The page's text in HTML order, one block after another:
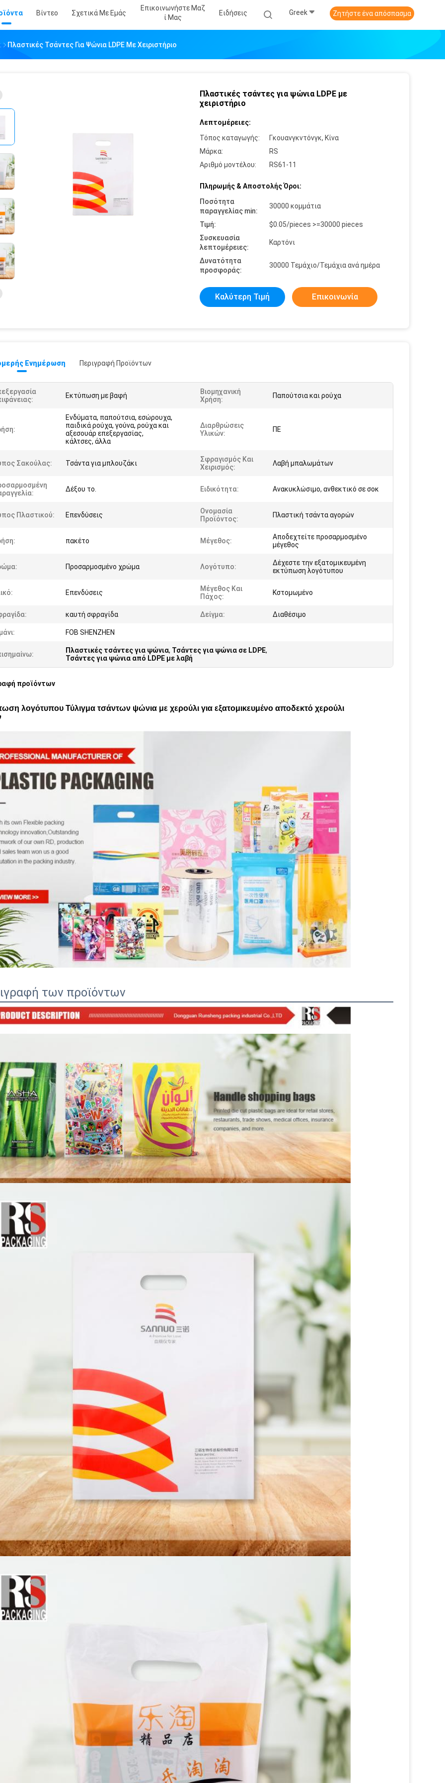
Βίντεο Σχετικά Με Εμάς
Επικοινωνήστε Μαζ
Ί Μας
Ειδήσεις Greek Ζητήστε ένα απόσπασμα
Πλαστικές Τσάντες Για Ψώνια LDPE Με Χειριστήριο
Πλαστικές τσάντες για ψώνια LDPE με
χειριστήριο
Λεπτομέρειες:
Τόπος καταγωγής:
Γκουανγκντόνγκ, Κίνα
Μάρκα:
RS
Αριθμό μοντέλου:
RS61-11
Πληρωμής & Αποστολής Όροι:
Ποσότητα
παραγγελίας min:
30000 κομμάτια
Τιμή:
$0.05/pieces >=30000 pieces
Συσκευασία
λεπτομέρειες:
Καρτόνι
Δυνατότητα
προσφοράς:
30000 Τεμάχιο/Τεμάχια ανά ημέρα
Καλύτερη Τιμή Επικοινωνία
Ενημέρωση Περιγραφή Προϊόντων
Εκτύπωση με βαφή
Βιομηχανική
Χρήση:
Παπούτσια και ρούχα
Ενδύματα, παπούτσια, εσώρουχα,
παιδικά ρούχα, γούνα, ρούχα και
αξεσουάρ επεξεργασίας,
κάλτσες, άλλα
Διαρθρώσεις
Υλικών:
ΠΕ
Σακούλας: Τσάντα για μπλουζάκι
Σφραγισμός Και
Χειρισμός:
Λαβή μπαλωμάτων
Δέξου το. Ειδικότητα: Ανακυκλώσιμο, ανθεκτικό σε σοκ
Πλαστικού: Επενδύσεις
Ονομασία
Προϊόντος:
Πλαστική τσάντα αγορών
πακέτο Μέγεθος:
Αποδεχτείτε προσαρμοσμένο
μέγεθος
Προσαρμοσμένο χρώμα Λογότυπο:
Δέχεστε την εξατομικευμένη
εκτύπωση λογότυπου
Επενδύσεις
Μέγεθος Και
Πάχος:
Κστομωμένο
καυτή σφραγίδα Δείγμα: Διαθέσιμο
FOB SHENZHEN
Πλαστικές τσάντες για ψώνια, Τσάντες για ψώνια σε LDPE,
Τσάντες για ψώνια από LDPE με λαβή
προϊόντων
λογότυπου Τύλιγμα τσάντων ψώνια με χερούλι για εξατομικευμένο αποδεκτό χερούλι
των προϊόντων